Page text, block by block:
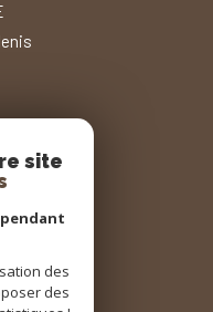
site
des
des